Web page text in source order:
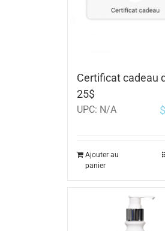
Certificat cadeau
25$
UPC: N/A $
Ajouter au
panier